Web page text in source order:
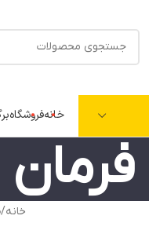
خانهفروشگاه
خانه/